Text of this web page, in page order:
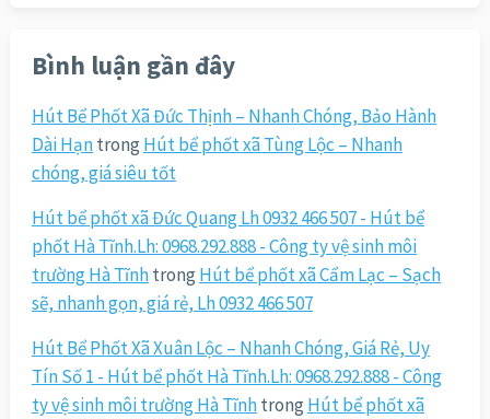
Bình luận gần đây
Hút Bể Phốt Xã Đức Thịnh – Nhanh Chóng, Bảo Hành
Dài Hạntrong Hút bể phốt xã Tùng Lộc – Nhanh
chóng, giá siêu tốt
Hút bể phốt xã Đức Quang Lh 0932 466 507 - Hút bể
phốt Hà Tĩnh.Lh: 0968.292.888 - Công ty vệ sinh môi
trường Hà Tĩnhtrong Hút bể phốt xã Cẩm Lạc – Sạch
sẽ, nhanh gọn, giá rẻ, Lh 0932 466 507
Hút Bể Phốt Xã Xuân Lộc – Nhanh Chóng, Giá Rẻ, Uy
Tín Số 1 - Hút bể phốt Hà Tĩnh.Lh: 0968.292.888 - Công
ty vệ sinh môi trường Hà Tĩnhtrong Hút bể phốt xã